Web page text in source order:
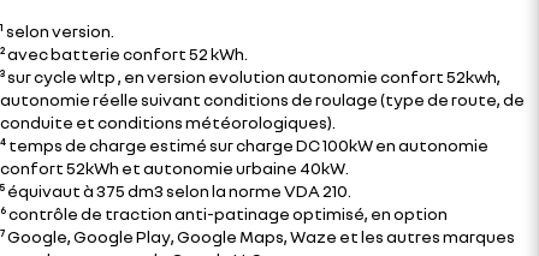
¹ selon version.
² avec batterie confort 52 kWh.
³ sur cycle wltp , en version evolution autonomie confort 52kwh,
autonomie réelle suivant conditions de roulage (type de route, de
conduite et conditions météorologiques).
⁴ temps de charge estimé sur charge DC 100kW en autonomie
confort 52kWh et autonomie urbaine 40kW.
⁵ équivaut à 375 dm3 selon la norme VDA 210.
⁶ contrôle de traction anti-patinage optimisé, en option
⁷ Google, Google Play, Google Maps, Waze et les autres marques